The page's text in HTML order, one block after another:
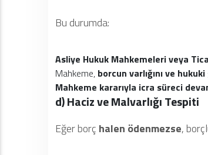
Bu durumda:
Asliye Hukuk Mahkemeleri veya
Mahkeme, borcun varlığını ve
Mahkeme kararıyla icra süreci
d) Haciz ve Malvarlığı Tespiti
Eğer borç halen ödenmezse,